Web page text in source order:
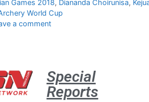
Games 2018, Diananda Choirunisa,
World Cup
a comment
Special
Reports